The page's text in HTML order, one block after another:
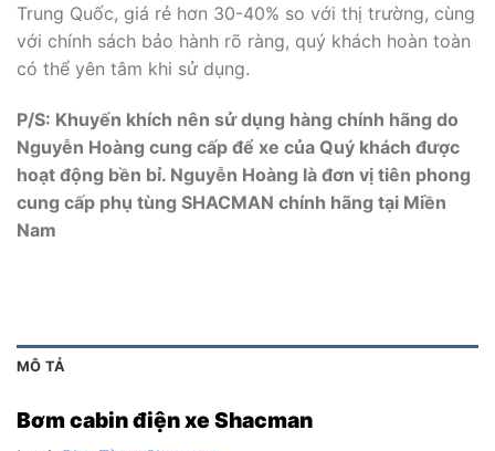
Trung Quốc, giá rẻ hơn 30-40% so với thị trường, cùng
với chính sách bảo hành rõ ràng, quý khách hoàn toàn
có thể yên tâm khi sử dụng.
P/S: Khuyến khích nên sử dụng hàng chính hãng do
Nguyễn Hoàng cung cấp để xe của Quý khách được
hoạt động bền bỉ. Nguyễn Hoàng là đơn vị tiên phong
cung cấp phụ tùng SHACMAN chính hãng tại Miền
Nam
MÔ TẢ
Bơm cabin điện xe Shacman